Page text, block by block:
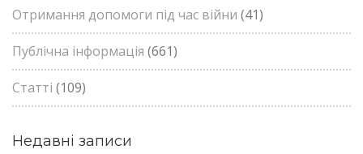
Отримання допомоги під час війни (41)
Публічна інформація (661)
Статті (109)
Недавні записи